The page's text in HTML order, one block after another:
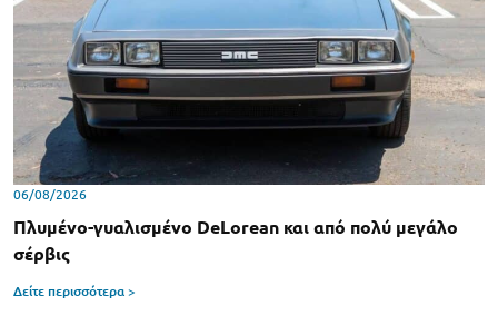
06/08/2026
Πλυμένο-γυαλισμένο DeLorean και από πολύ μεγάλο
σέρβις
Δείτε περισσότερα >